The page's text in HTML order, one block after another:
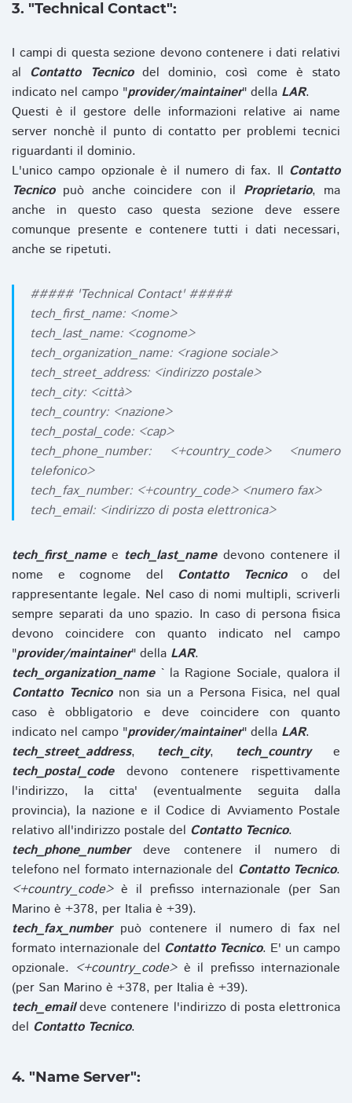
3. "Technical Contact":
I campi di questa sezione devono contenere i dati relativi
al Contatto Tecnicodel dominio, così come è stato
indicato nel campo "provider/maintainer" della LAR.
Questi è il gestore delle informazioni relative ai name
server nonchè il punto di contatto per problemi tecnici
riguardanti il dominio.
L'unico campo opzionale è il numero di fax. Il Contatto
Tecnicopuò anche coincidere con il Proprietario, ma
anche in questo caso questa sezione deve essere
comunque presente e contenere tutti i dati necessari,
anche se ripetuti.
##### 'Technical Contact' #####
tech_first_name: <nome>
tech_last_name: <cognome>
tech_organization_name: <ragione sociale>
tech_street_address: <indirizzo postale>
tech_city: <città>
tech_country: <nazione>
tech_postal_code: <cap>
tech_phone_number: <+country_code> <numero
telefonico>
tech_fax_number: <+country_code> <numero fax>
tech_email: <indirizzo di posta elettronica>
tech_first_namee tech_last_namedevono contenere il
nome e cognome del Contatto Tecnicoo del
rappresentante legale. Nel caso di nomi multipli, scriverli
sempre separati da uno spazio. In caso di persona fisica
devono coincidere con quanto indicato nel campo
"provider/maintainer" della LAR.
tech_organization_name` la Ragione Sociale, qualora il
Contatto Tecniconon sia un a Persona Fisica, nel qual
caso è obbligatorio e deve coincidere con quanto
indicato nel campo "provider/maintainer" della LAR.
tech_street_address, tech_city, tech_countrye
tech_postal_codedevono contenere rispettivamente
l'indirizzo, la citta' (eventualmente seguita dalla
provincia), la nazione e il Codice di Avviamento Postale
relativo all'indirizzo postale del Contatto Tecnico.
tech_phone_numberdeve contenere il numero di
telefono nel formato internazionale del Contatto Tecnico.
<+country_code>è il prefisso internazionale (per San
Marino è +378, per Italia è +39).
tech_fax_numberpuò contenere il numero di fax nel
formato internazionale del Contatto Tecnico. E' un campo
opzionale. <+country_code>è il prefisso internazionale
(per San Marino è +378, per Italia è +39).
tech_emaildeve contenere l'indirizzo di posta elettronica
del Contatto Tecnico.
4. "Name Server":